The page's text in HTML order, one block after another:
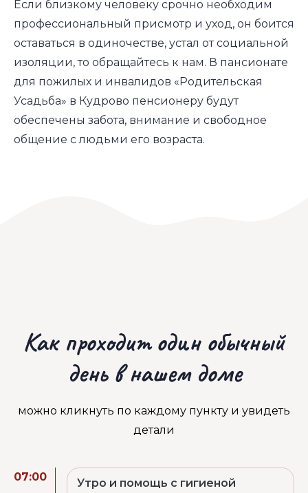
Если близкому человеку срочно необходим
профессиональный присмотр и уход, он боится
оставаться в одиночестве, устал от социальной
изоляции, то обращайтесь к нам. В пансионате
для пожилых и инвалидов «Родительская
Усадьба» в Кудрово пенсионеру будут
обеспечены забота, внимание и свободное
общение с людьми его возраста.
Как проходит один обычный
день в нашем доме
можно кликнуть по каждому пункту и увидеть
детали
07:00 Утро и помощь с гигиеной